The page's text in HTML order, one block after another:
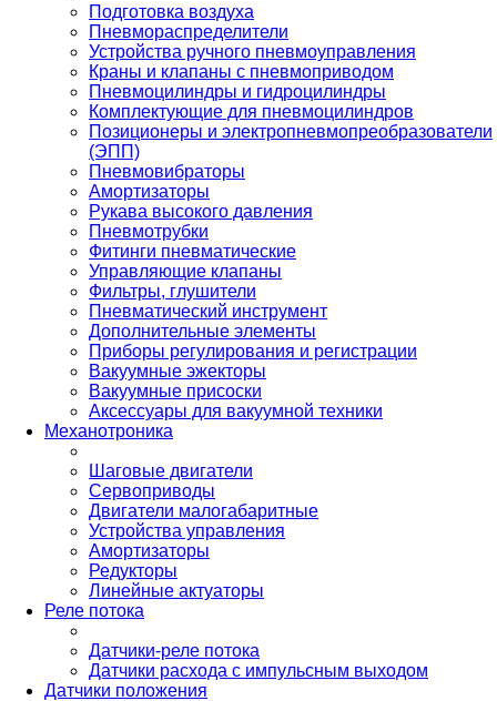
Подготовка воздуха
Пневмораспределители
Устройства ручного пневмоуправления
Краны и клапаны с пневмоприводом
Пневмоцилиндры и гидроцилиндры
Комплектующие для пневмоцилиндров
Позиционеры и электропневмопреобразователи
(ЭПП)
Пневмовибраторы
Амортизаторы
Рукава высокого давления
Пневмотрубки
Фитинги пневматические
Управляющие клапаны
Фильтры, глушители
Пневматический инструмент
Дополнительные элементы
Приборы регулирования и регистрации
Вакуумные эжекторы
Вакуумные присоски
Аксессуары для вакуумной техники
Механотроника
Шаговые двигатели
Сервоприводы
Двигатели малогабаритные
Устройства управления
Амортизаторы
Редукторы
Линейные актуаторы
Реле потока
Датчики-реле потока
Датчики расхода с импульсным выходом
Датчики положения